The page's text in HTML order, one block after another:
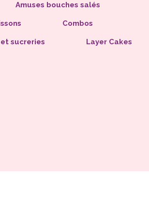
Amuses bouches salés
Combos
sucreries Layer Cakes